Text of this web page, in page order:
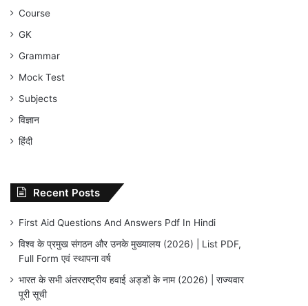
Course
GK
Grammar
Mock Test
Subjects
विज्ञान
हिंदी
Recent Posts
First Aid Questions And Answers Pdf In Hindi
विश्व के प्रमुख संगठन और उनके मुख्यालय (2026) | List PDF,
Full Form एवं स्थापना वर्ष
भारत के सभी अंतरराष्ट्रीय हवाई अड्डों के नाम (2026) | राज्यवार
पूरी सूची